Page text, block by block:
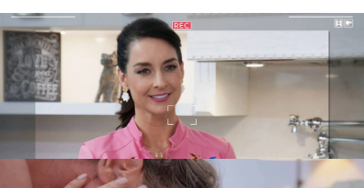
Ya está todo preparado para celebrar el
aniversario de bodas de Natalia y Cantú, y los
protagonistas de este día tan especial deciden
celebrarlo por adelantado
pasando una mañana
de pasión en su cuarto. Natalia no es consciente
de lo que sucederá horas más tarde, algo que le
cambiará la vida para siempre.
Ya, por la tarde, el matrimonio Cantú celebra su